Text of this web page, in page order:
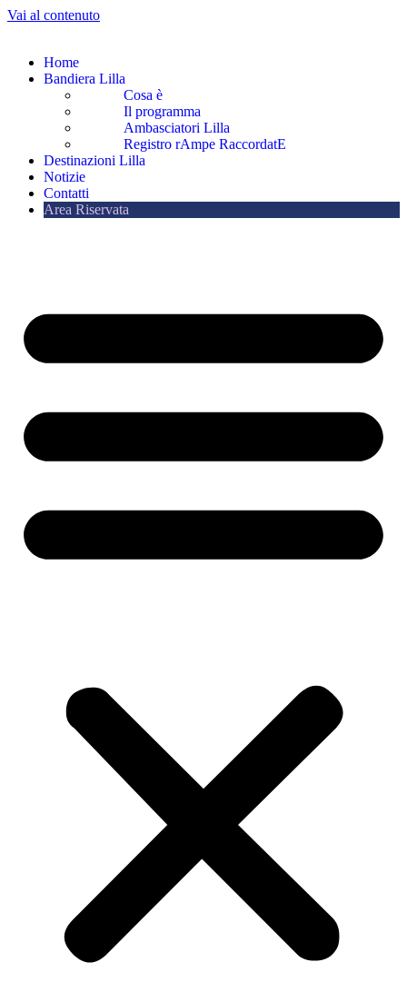
Vai al contenuto
Home
Bandiera Lilla
Cosa è
Il programma
Ambasciatori Lilla
Registro rAmpe RaccordatE
Destinazioni Lilla
Notizie
Contatti
Area Riservata